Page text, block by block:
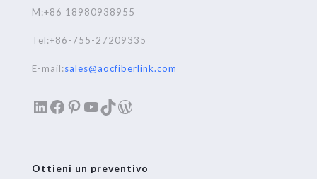
M:+86 18980938955
Tel:+86-755-27209335
E-mail:sales@aocfiberlink.com
LinkedIn
Facebook
Pinterest
YouTube
TikTok
WordPress
Ottieni un preventivo